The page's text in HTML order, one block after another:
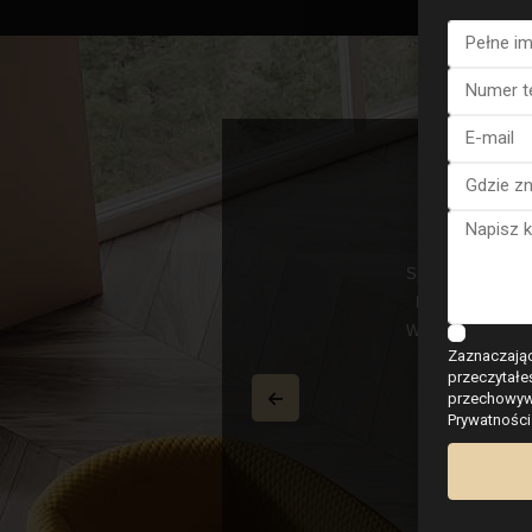
kontakt przez WhatsApp i hun på
tryggów i profesjonell megler.
Sprzedałem
Miałem
Wysłuchała
teraz mam
Prywatności.